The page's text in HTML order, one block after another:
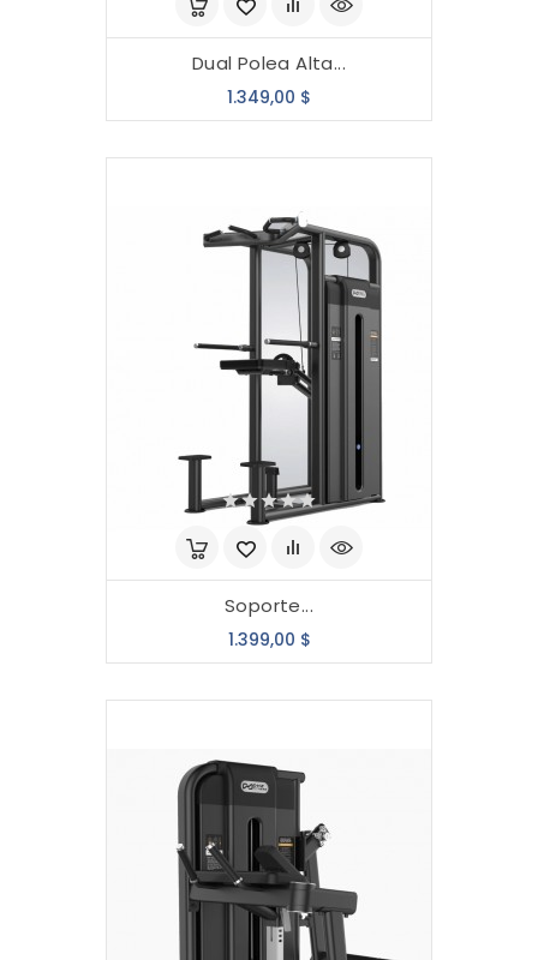
Dual Polea Alta...
1.349,00 $
Soporte...
1.399,00 $Precio